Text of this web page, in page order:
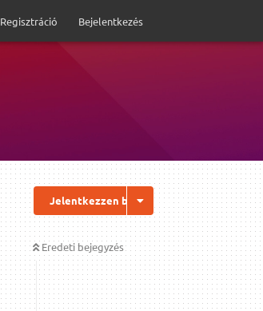
Regisztráció Bejelentkezés
Jelentkezzen be a válaszhoz
Eredeti bejegyzés